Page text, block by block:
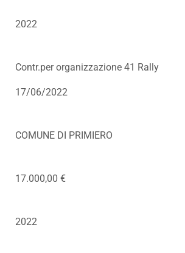
2022
Contr.per organizzazione 41 Rally
17/06/2022
COMUNE DI PRIMIERO
17.000,00 €
2022